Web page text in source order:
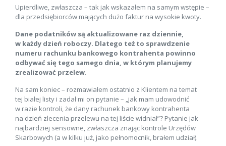
Upierdliwe, zwłaszcza – tak jak wskazałem na samym wstępie –
dla przedsiębiorców mających dużo faktur na wysokie kwoty.
Dane podatników są aktualizowane raz dziennie,
w każdy dzień roboczy. Dlatego też to sprawdzenie
numeru rachunku bankowego kontrahenta powinno
odbywać się tego samego dnia, w którym planujemy
zrealizować przelew.
Na sam koniec – rozmawiałem ostatnio z Klientem na temat
tej białej listy i zadał mi on pytanie – „jak mam udowodnić
w razie kontroli, że dany rachunek bankowy kontrahenta
na dzień zlecenia przelewu na tej liście widniał”? Pytanie jak
najbardziej sensowne, zwłaszcza znając kontrole Urzędów
Skarbowych (a w kilku już, jako pełnomocnik, brałem udział).